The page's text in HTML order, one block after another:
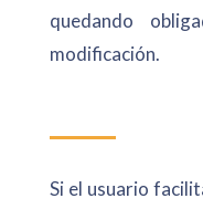
quedando
modificación.
Si el usuario